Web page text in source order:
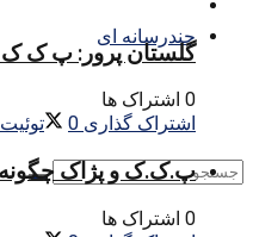
چندرسانه ای
گلستان پرور: پ ک
0 اشتراک ها
اشتراک گذاری 0 توئیت
پ.ک.ک و پژاک چگونه
0 اشتراک ها